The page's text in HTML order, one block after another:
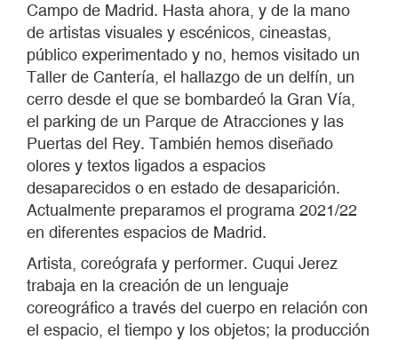
Campo de Madrid. Hasta ahora, y de la mano
de artistas visuales y escénicos, cineastas,
público experimentado y no, hemos visitado un
Taller de Cantería, el hallazgo de un delfín, un
cerro desde el que se bombardeó la Gran Vía,
el parking de un Parque de Atracciones y las
Puertas del Rey. También hemos diseñado
olores y textos ligados a espacios
desaparecidos o en estado de desaparición.
Actualmente preparamos el programa 2021/22
en diferentes espacios de Madrid.
Artista, coreógrafa y performer. Cuqui Jerez
trabaja en la creación de un lenguaje
coreográfico a través del cuerpo en relación con
el espacio, el tiempo y los objetos; la producción